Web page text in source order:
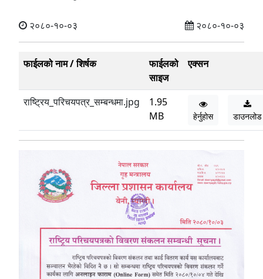
२०८०-१०-०३ २०८०-१०-०३
फाईलको नाम / शिर्षक
फाईलको
साइज
एक्सन
राष्ट्रिय_परिचयपत्र_सम्बन्धमा.jpg
1.95
MB
हेर्नुहोस डाउनलोड